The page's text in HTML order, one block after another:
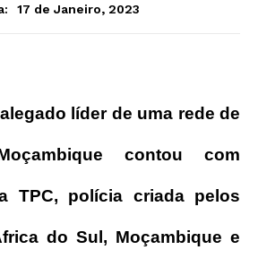
17 de Janeiro, 2023
líder de uma rede de
contou com
TPC, polícia criada pelos
do Sul, Moçambique e